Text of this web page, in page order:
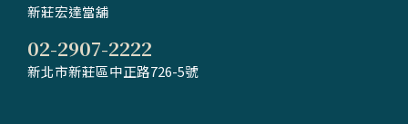
新莊宏達當舖
02-2907-2222
新北市新莊區中正路726-5號